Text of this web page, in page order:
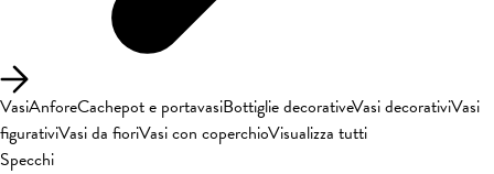
VasiAnforeCachepot e portavasiBottiglie decorativeVasi decorativiVasi
figurativiVasi da fioriVasi con coperchioVisualizza tutti
Specchi